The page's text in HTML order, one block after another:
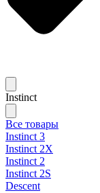
Instinct
Все товары
Instinct 3
Instinct 2X
Instinct 2
Instinct 2S
Descent